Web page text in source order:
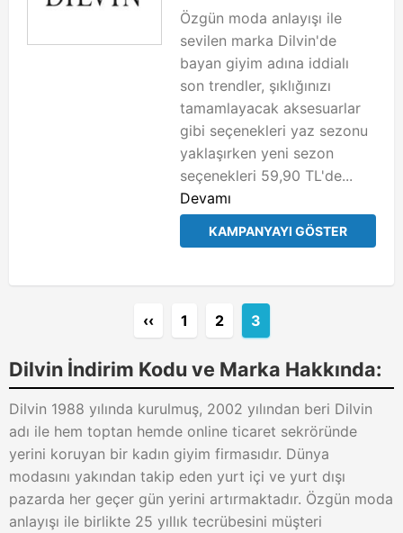
Özgün moda anlayışı ile
sevilen marka Dilvin'de
bayan giyim adına iddialı
son trendler, şıklığınızı
tamamlayacak aksesuarlar
gibi seçenekleri yaz sezonu
yaklaşırken yeni sezon
seçenekleri 59,90 TL'de...
Devamı
KAMPANYAYI GÖSTER
‹‹ 1 2 3
Dilvin İndirim Kodu ve Marka Hakkında:
Dilvin 1988 yılında kurulmuş, 2002 yılından beri Dilvin
adı ile hem toptan hemde online ticaret sekröründe
yerini koruyan bir kadın giyim firmasıdır. Dünya
modasını yakından takip eden yurt içi ve yurt dışı
pazarda her geçer gün yerini artırmaktadır. Özgün moda
anlayışı ile birlikte 25 yıllık tecrübesini müşteri